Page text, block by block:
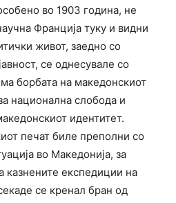
во 1903 година, не
Франција туку и видни
живот, заедно со
се однесувале со
борбата на македонскиот
национална слобода и
идентитет.
печат биле преполни со
во Македонија, за
казнените експедиции на
се кренал бран од